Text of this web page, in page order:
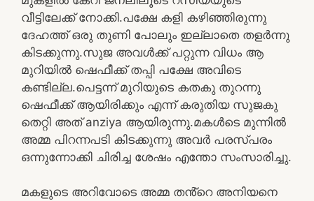
വീട്ടിലേക്ക് നോക്കി.പക്ഷേ കളി കഴിഞ്ഞിരുന്നു
ദേഹത്ത് ഒരു തുണി പോലും ഇല്ലാതെ തളർന്നു
കിടക്കുന്നു.സുജ അവൾക്ക് പറ്റുന്ന വിധം ആ
മുറിയിൽ ഷെഫീക്ക് തപ്പി പക്ഷേ അവിടെ
കണ്ടില്ല.പെട്ടന്ന് മുറിയുടെ കതകു തുറന്നു
ഷെഫീക്ക് ആയിരിക്കും എന്ന് കരുതിയ സുജകു
തെറ്റി അത് anziya ആയിരുന്നു.മകൾടെ മുന്നിൽ
അമ്മ പിറന്നപടി കിടക്കുന്നു അവർ പരസ്പരം
ഒന്നുന്നോക്കി ചിരിച്ച ശേഷം എന്തോ സംസാരിച്ചു.
മകളുടെ അറിവോടെ അമ്മ തൻ്റെ അനിയനെ